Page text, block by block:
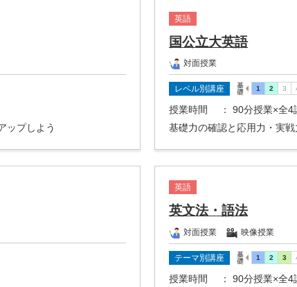
ップしよう
英語
国公立大英語
対面授業
レベル別講座
授業時間
： 90分授業×全4
基礎力の確認と応用力・実
英語
英文法・語法
対面授業 映像授業
テーマ別講座
授業時間
： 90分授業×全4